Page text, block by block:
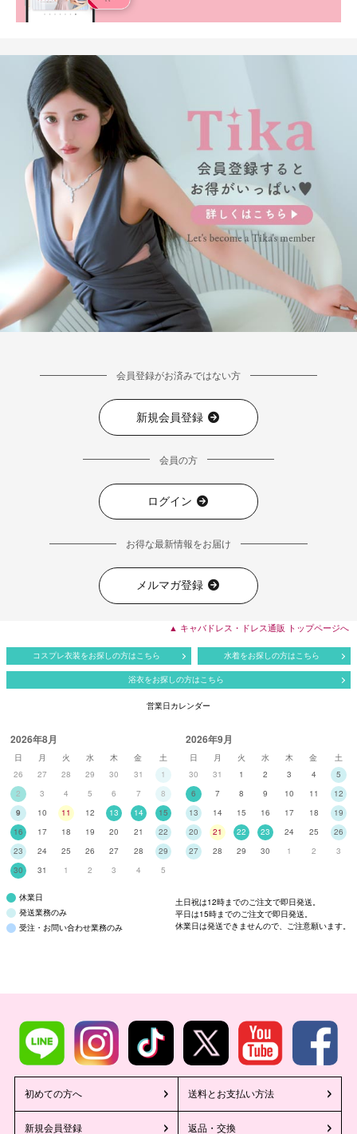
会員登録がお済みではない方
新規会員登録
会員の方
ログイン
お得な最新情報をお届け
メルマガ登録
▲ キャバドレス・ドレス通販 トップページへ
コスプレ衣装をお探しの方はこちら 水着をお探しの方はこちら
浴衣をお探しの方はこちら
営業日カレンダー
2026年8月
日 月 火 水 木 金
土
26
27 28 29 30 31
1
2
3 4 5 6 7
8
9
10 11 12 13 14
15
16
17 18 19 20 21
22
23
24 25 26 27 28
29
30
31 1 2 3 4 5
2026年9月
日 月 火 水 木 金
土
30
31 1 2 3 4
5
6
7 8 9 10 11
12
13
14 15 16 17 18
19
20
21 22 23 24 25
26
27
28 29 30 1 2 3
休業日
発送業務のみ
受注・お問い合わせ業務のみ
土日祝は12時までのご注文で即日発送。
平日は15時までのご注文で即日発送。
休業日は発送できませんので、ご注意願います。
初めての方へ 送料とお支払い方法
新規会員登録 返品・交換